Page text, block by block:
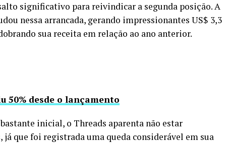
significativo para reivindicar a segunda posição. A
nessa arrancada, gerando impressionantes US$ 3,3
sua receita em relação ao ano anterior.
50% desde o lançamento
inicial, o Threads aparenta não estar
já que foi registrada uma queda considerável em sua